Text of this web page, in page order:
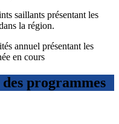
saillants présentant les
la région.
annuel présentant les
en cours
programmes